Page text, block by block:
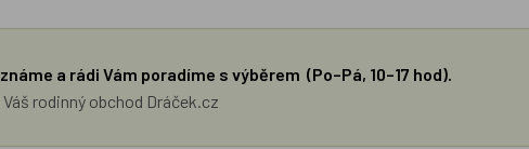
a rádi Vám poradíme s výběrem (Po–Pá, 10–17 hod).
rodinný obchod Dráček.cz